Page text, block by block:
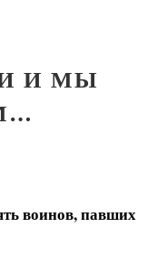
И МЫ
воинов, павших